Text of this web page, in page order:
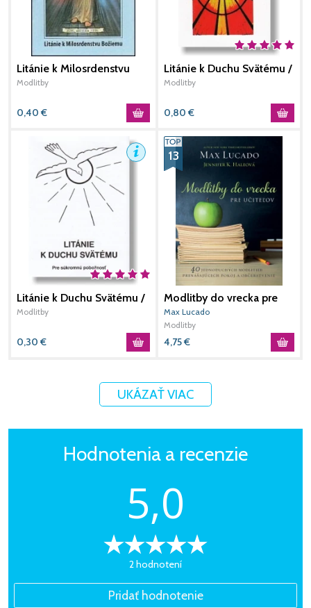
Litánie k Milosrdenstvu
Božiemu
Modlitby
0,40 €
Litánie k Duchu Svätému /
JH
Modlitby
0,80 €
Litánie k Duchu Svätému /
DK
Modlitby
0,30 €
13
Modlitby do vrecka pre
učiteľov
Max Lucado
Modlitby
4,75€
UKÁZAŤ VIAC
Hodnotenia a recenzie
5,0
2 hodnotení